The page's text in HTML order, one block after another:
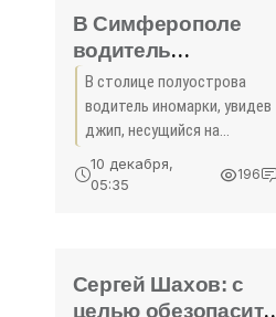
Михаил Развожаев никак не
комментировал
В Симферополе
водитель
автомобиля спас 13
пешеходов -
«Происшествия
Крыма»
В столице полуострова
водитель иномарки, увидев
джип, несущийся на
машину под удар
10 декабря,
05:35
196
Сергей Шахов: с
целью обезопасить